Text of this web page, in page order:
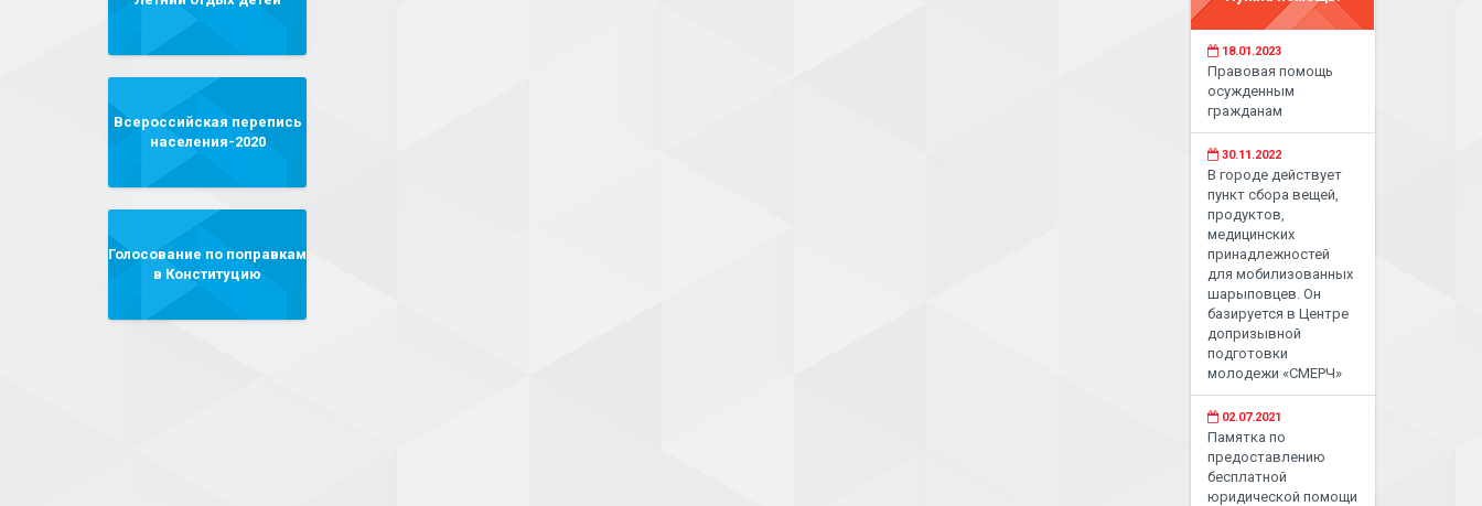
Всероссийская перепись
населения-2020
Голосование по поправкам
в Конституцию
18.01.2023
Правовая помощь
осужденным
гражданам
30.11.2022
В городе действует
пункт сбора вещей,
продуктов,
медицинских
принадлежностей
для мобилизованных
шарыповцев. Он
базируется в Центре
допризывной
подготовки
молодежи «СМЕРЧ»
02.07.2021
Памятка по
предоставлению
бесплатной
юридической помощи